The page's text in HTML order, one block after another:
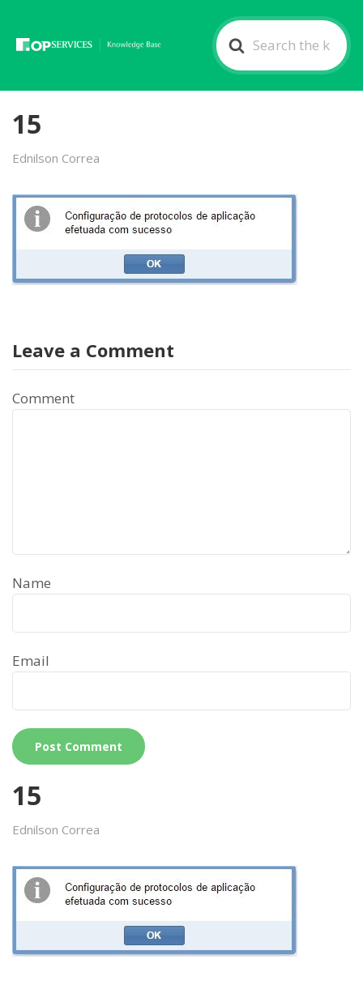
Search
For
15
Ednilson Correa
Leave a Comment
Comment
Name
Email
15
Ednilson Correa